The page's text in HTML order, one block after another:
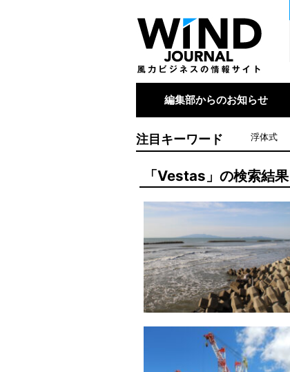
編集部からのお知らせ
注目キーワード 浮体式
「Vestas」の検索結果